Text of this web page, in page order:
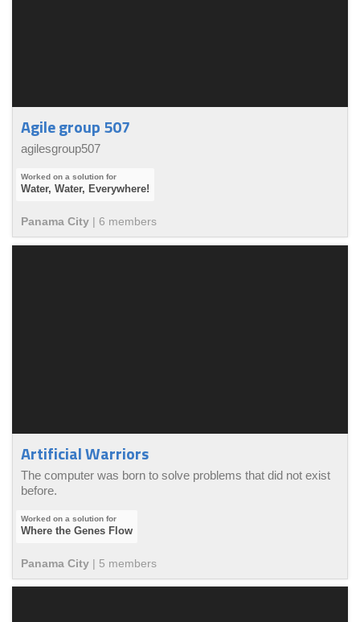
Agile group 507
agilesgroup507
Water, Water, Everywhere!
Panama City | 6 members
Artificial Warriors
The computer was born to solve problems that did not exist
before.
Where the Genes Flow
Panama City | 5 members